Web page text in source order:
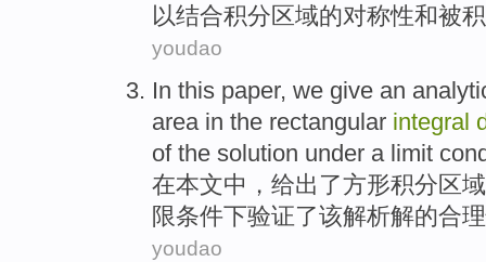
以结合积分区域的对称性和被积
youdao
In this paper, we give an
area in the rectangular integral
of the solution under a limit
在本文中， 给出 了方形积分区域
限条件下验证了该解析解的合
youdao